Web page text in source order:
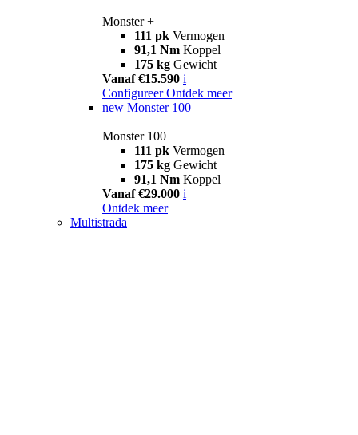
Monster +
111 pk Vermogen
91,1 Nm Koppel
175 kg Gewicht
Vanaf €15.590 i
Configureer Ontdek meer
new Monster 100
Monster 100
111 pk Vermogen
175 kg Gewicht
91,1 Nm Koppel
Vanaf €29.000 i
Ontdek meer
Multistrada